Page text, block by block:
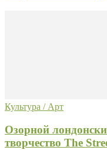
Культура / Арт
Озорной
творчество The